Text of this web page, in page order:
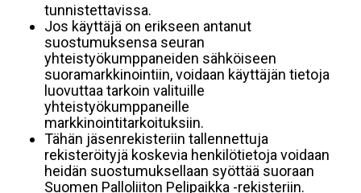
tunnistettavissa.
Jos käyttäjä on erikseen antanut
suostumuksensa seuran
yhteistyökumppaneiden sähköiseen
suoramarkkinointiin, voidaan käyttäjän tietoja
luovuttaa tarkoin valituille
yhteistyökumppaneille
markkinointitarkoituksiin.
Tähän jäsenrekisteriin tallennettuja
rekisteröityjä koskevia henkilötietoja voidaan
heidän suostumuksellaan syöttää suoraan
Suomen Palloliiton Pelipaikka -rekisteriin.